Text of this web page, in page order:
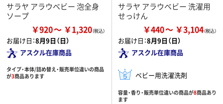
サラヤ アラウベビー 泡全身
ソープ
￥920 ￥1,320
お届け日：8月9日（日）
アスクル在庫商品
タイプ・本体/詰め替え・販売単位違いの商品
が3商品あります
サラヤ アラウベビー 洗濯用
せっけん
￥440 ￥3,104
お届け日：8月9日（日）
アスクル在庫商品
ベビー用洗濯洗剤
容量・香り・販売単位違いの商品が8商品あり
ます